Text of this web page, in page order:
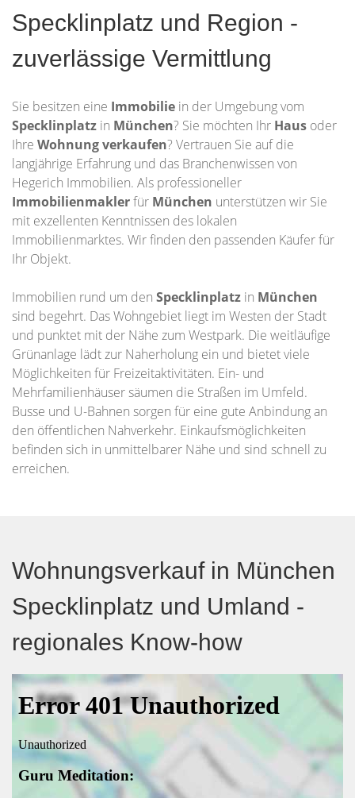
Specklinplatz und Region -
zuverlässige Vermittlung
Sie besitzen eine Immobilie in der Umgebung vom
Specklinplatz in München? Sie möchten Ihr Haus oder
Ihre Wohnungverkaufen? Vertrauen Sie auf die
langjährige Erfahrung und das Branchenwissen von
Hegerich Immobilien. Als professioneller
Immobilienmaklerfür München unterstützen wir Sie
mit exzellenten Kenntnissen des lokalen
Immobilienmarktes. Wir finden den passenden Käufer für
Ihr Objekt.
Immobilien rund um den Specklinplatz in München
sind begehrt. Das Wohngebiet liegt im Westen der Stadt
und punktet mit der Nähe zum Westpark. Die weitläufige
Grünanlage lädt zur Naherholung ein und bietet viele
Möglichkeiten für Freizeitaktivitäten. Ein- und
Mehrfamilienhäuser säumen die Straßen im Umfeld.
Busse und U-Bahnen sorgen für eine gute Anbindung an
den öffentlichen Nahverkehr. Einkaufsmöglichkeiten
befinden sich in unmittelbarer Nähe und sind schnell zu
erreichen.
Wohnungsverkauf in München
Specklinplatz und Umland -
regionales Know-how